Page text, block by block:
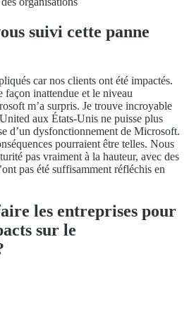
suivi cette panne
car nos clients ont été impactés.
façon inattendue et le niveau
m’a surpris. Je trouve incroyable
aux États-Unis ne puisse plus
d’un dysfonctionnement de Microsoft.
pourraient être telles. Nous
pas vraiment à la hauteur, avec des
pas été suffisamment réfléchis en
les entreprises pour
sur le